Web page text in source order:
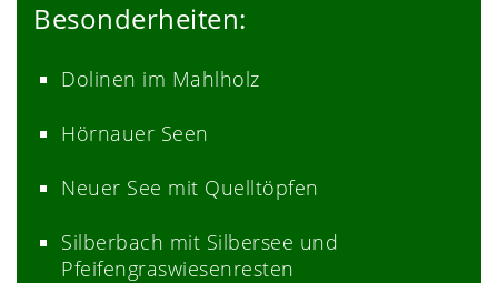
Besonderheiten:
Dolinen im Mahlholz
Hörnauer Seen
Neuer See mit Quelltöpfen
Silberbach mit Silbersee und
Pfeifengraswiesenresten